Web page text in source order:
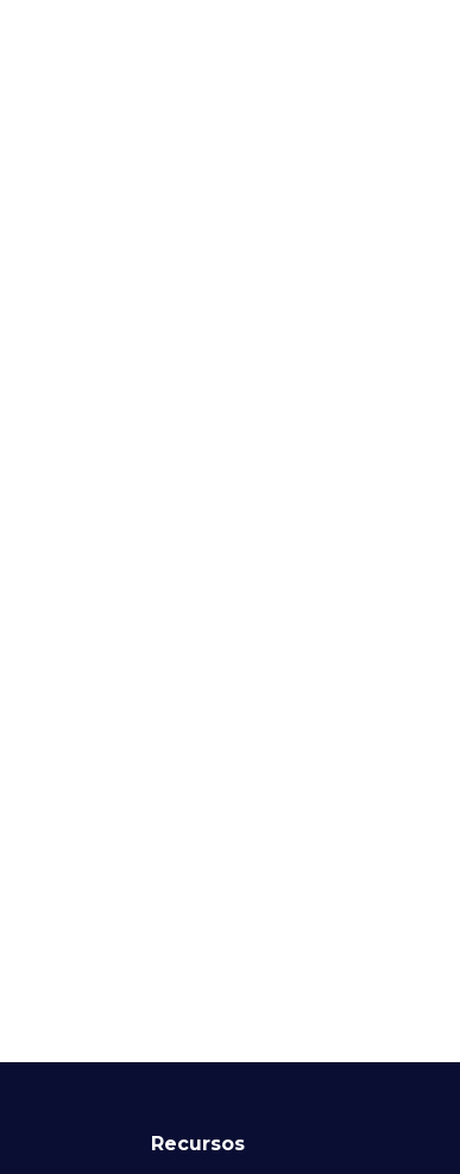
Recursos